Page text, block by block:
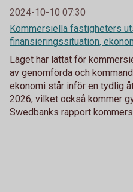
2024-10-10 07:30
Kommersiella fastigheters
finansieringssituation,
Läget har lättat för
av genomförda och
ekonomi står inför en tydlig
2026, vilket också kommer
Swedbanks rapport